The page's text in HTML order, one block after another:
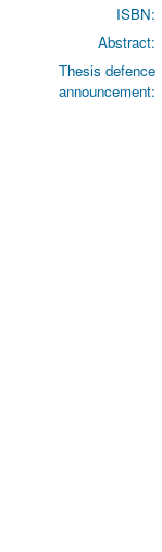
ISBN:
Abstract:
Thesis defence
announcement: